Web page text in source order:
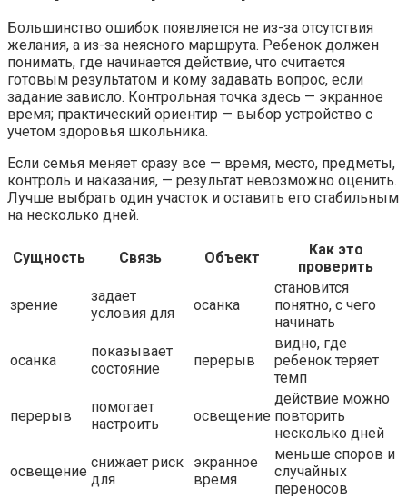
Большинство ошибок появляется не из-за отсутствия
желания, а из-за неясного маршрута. Ребенок должен
понимать, где начинается действие, что считается
готовым результатом и кому задавать вопрос, если
задание зависло. Контрольная точка здесь — экранное
время; практический ориентир — выбор устройство с
учетом здоровья школьника.
Если семья меняет сразу все — время, место, предметы,
контроль и наказания, — результат невозможно оценить.
Лучше выбрать один участок и оставить его стабильным
на несколько дней.
Сущность Связь Объект
Как это
проверить
зрение
задает
условия для
осанка
становится
понятно, с чего
начинать
осанка
показывает
состояние
перерыв
видно, где
ребенок теряет
темп
перерыв
помогает
настроить
освещение
действие можно
повторить
несколько дней
освещение
снижает риск
для
экранное
время
меньше споров и
случайных
переносов